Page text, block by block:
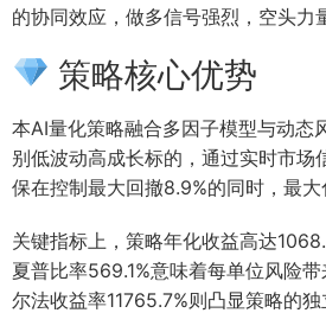
的协同效应，做多信号强烈，空头力
策略核心优势
本AI量化策略融合多因子模型与动态
别低波动高成长标的，通过实时市场
保在控制最大回撤8.9%的同时，最大
关键指标上，策略年化收益高达
夏普比率569.1%意味着每单位风险
尔法收益率11765.7%则凸显策略的